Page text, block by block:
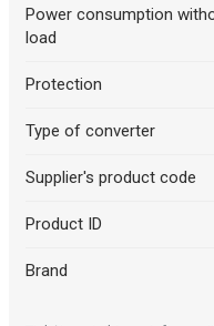
Power consumption
load
Protection
Type of converter
Supplier's product code
Product ID
Brand